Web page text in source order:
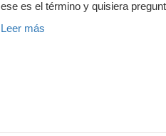
ese es el término y quisiera
Leer más